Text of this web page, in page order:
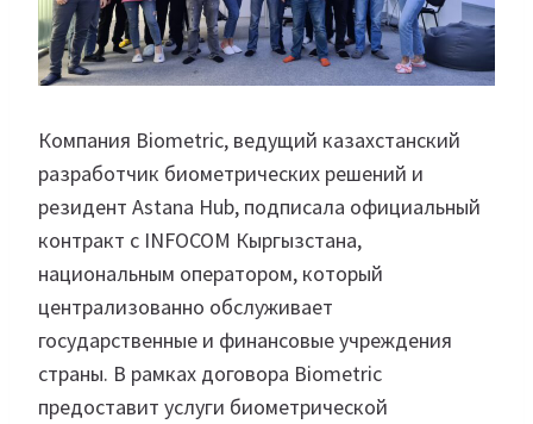
Компания Biometric, ведущий казахстанский
разработчик биометрических решений и
резидент Astana Hub, подписала официальный
контракт с INFOCOM Кыргызстана,
национальным оператором, который
централизованно обслуживает
государственные и финансовые учреждения
страны. В рамках договора Biometric
предоставит услуги биометрической